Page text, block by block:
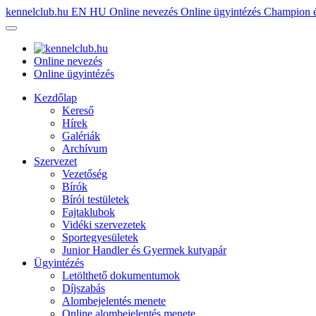
kennelclub.hu EN HU Online nevezés Online ügyintézés Champion
Online nevezés
Online ügyintézés
Kezdőlap
Kereső
Hírek
Galériák
Archívum
Szervezet
Vezetőség
Bírók
Bírói testületek
Fajtaklubok
Vidéki szervezetek
Sportegyesületek
Junior Handler és Gyermek kutyapár
Ügyintézés
Letölthető dokumentumok
Díjszabás
Alombejelentés menete
Online alombejelentés menete